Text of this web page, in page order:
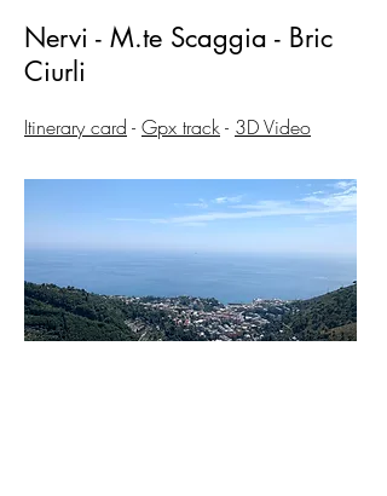
Nervi - M.te Scaggia - Bric
Ciurli
Itinerary card - Gpx track- 3D Video